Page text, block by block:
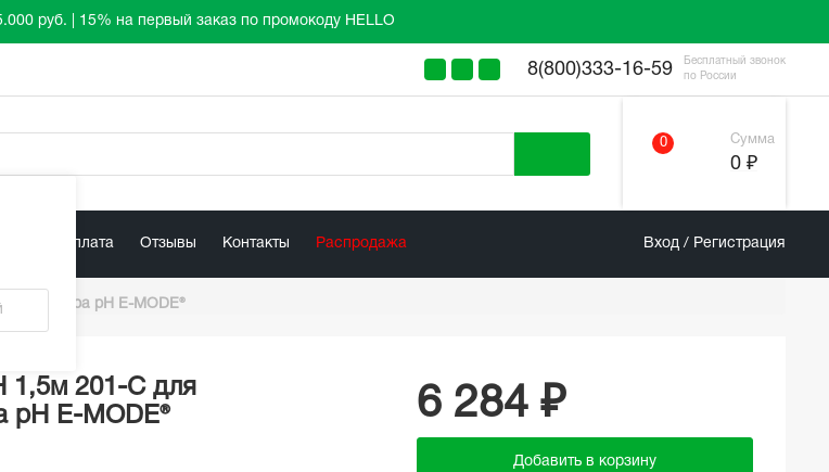
руб. | 15% на первый заказ по промокоду HELLO
8(800)333-16-59
Бесплатный звонок
по России
0 Сумма
0 ₽
/ Оплата Отзывы Контакты Распродажа Вход / Регистрация
pH E-MODE®
1,5м 201-С для
pH E-MODE®
6 284 ₽
Добавить в корзину